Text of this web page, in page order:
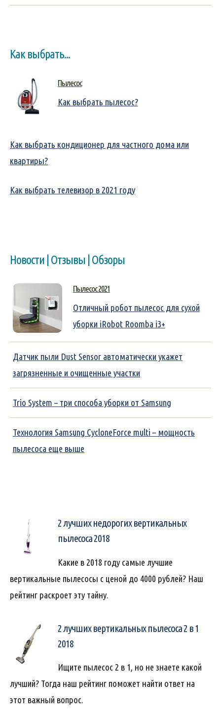
Как выбрать...
Пылесос
Как выбрать пылесос?
Как выбрать кондиционер для частного дома или
квартиры?
Как выбрать телевизор в 2021 году
Новости | Отзывы | Обзоры
Пылесос 2021
Отличный робот пылесос для сухой
уборки iRobot Roomba i3+
Датчик пыли Dust Sensor автоматически укажет
загрязненные и очищенные участки
Trio System – три способа уборки от Samsung
Технология Samsung CycloneForce multi – мощность
пылесоса еще выше
2 лучших недорогих вертикальных
пылесоса 2018
Какие в 2018 году самые лучшие
вертикальные пылесосы с ценой до 4000 рублей? Наш
рейтинг раскроет эту тайну.
2 лучших вертикальных пылесоса 2 в 1
2018
Ищите пылесос 2 в 1, но не знаете какой
лучший? Тогда наш рейтинг поможет найти ответ на
этот важный вопрос.